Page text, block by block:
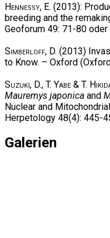
Hennessy, E. (2013):
breeding and the
Geoforum 49: 71-80 oder
Simberloff, D. (2013)
to Know. – Oxford
Suzuki, D., T. Yabe & T.
Mauremys japonica and
Nuclear and
Herpetology 48(4): 445-
Galerien